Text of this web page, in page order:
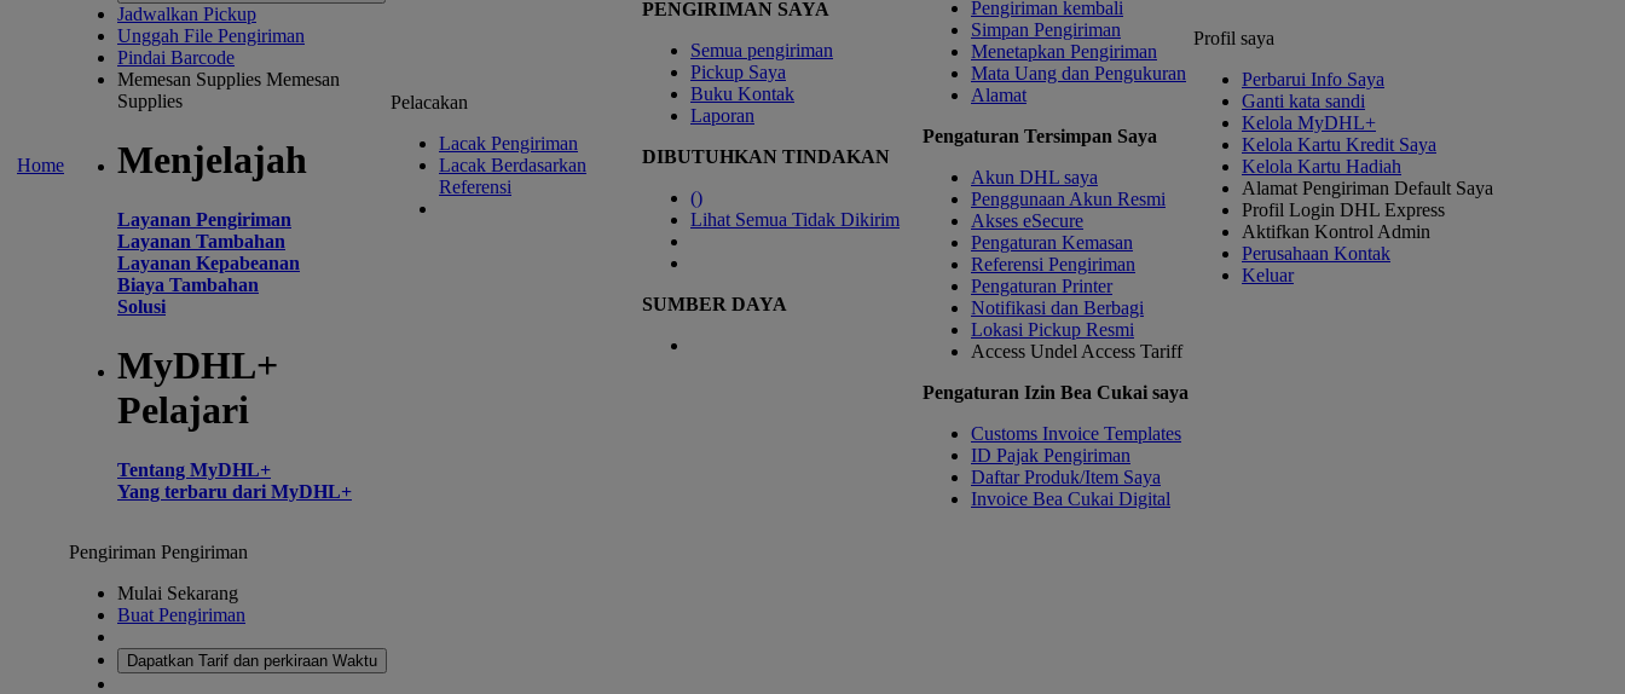
Home
Jadwalkan Pickup
Unggah File Pengiriman
Pindai Barcode
Memesan Supplies Memesan
Supplies
Menjelajah
Layanan Pengiriman
Layanan Tambahan
Layanan Kepabeanan
Biaya Tambahan
Solusi
MyDHL+
Pelajari
Tentang MyDHL+
Yang terbaru dari MyDHL+
Pelacakan
Lacak Pengiriman
Lacak Berdasarkan
Referensi
PENGIRIMAN SAYA
Semua pengiriman
Pickup Saya
Buku Kontak
Laporan
DIBUTUHKAN TINDAKAN
()
Lihat Semua Tidak Dikirim
SUMBER DAYA
Pengiriman kembali
Simpan Pengiriman
Menetapkan Pengiriman
Mata Uang dan Pengukuran
Alamat
Pengaturan Tersimpan Saya
Akun DHL saya
Penggunaan Akun Resmi
Akses eSecure
Pengaturan Kemasan
Referensi Pengiriman
Pengaturan Printer
Notifikasi dan Berbagi
Lokasi Pickup Resmi
Access Undel Access Tariff
Pengaturan Izin Bea Cukai saya
Customs Invoice Templates
ID Pajak Pengiriman
Daftar Produk/Item Saya
Invoice Bea Cukai Digital
Profil saya
Perbarui Info Saya
Ganti kata sandi
Kelola MyDHL+
Kelola Kartu Kredit Saya
Kelola Kartu Hadiah
Alamat Pengiriman Default Saya
Profil Login DHL Express
Aktifkan Kontrol Admin
Perusahaan Kontak
Keluar
Pengiriman Pengiriman
Mulai Sekarang
Buat Pengiriman
Dapatkan Tarif dan perkiraan Waktu